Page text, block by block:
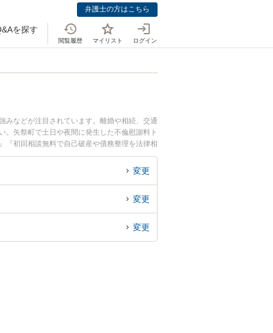
弁護士の方はこちら
を探す
閲覧履歴 マイリスト ログイン
みなどが注目されています。離婚や相続、交通
矢祭町で土日や夜間に発生した不倫慰謝料ト
『初回相談無料で自己破産や債務整理を法律相
変更
変更
変更